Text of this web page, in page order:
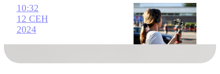
10:32
12 СЕН
2024